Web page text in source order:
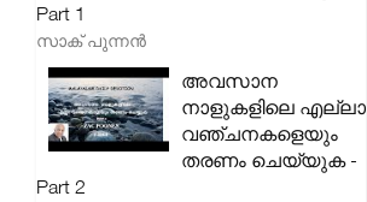
Part 1
സാക് പുന്നൻ
അവസാന
നാളുകളിലെ എല്ലാ
വഞ്ചനകളെയും
തരണം ചെയ്യുക -
Part 2